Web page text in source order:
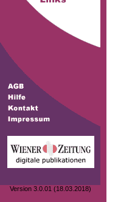
Version 3.0.01 (18.03.2018)